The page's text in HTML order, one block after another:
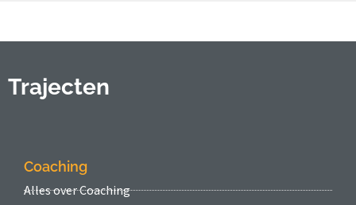
Trajecten
Coaching
Alles over Coaching